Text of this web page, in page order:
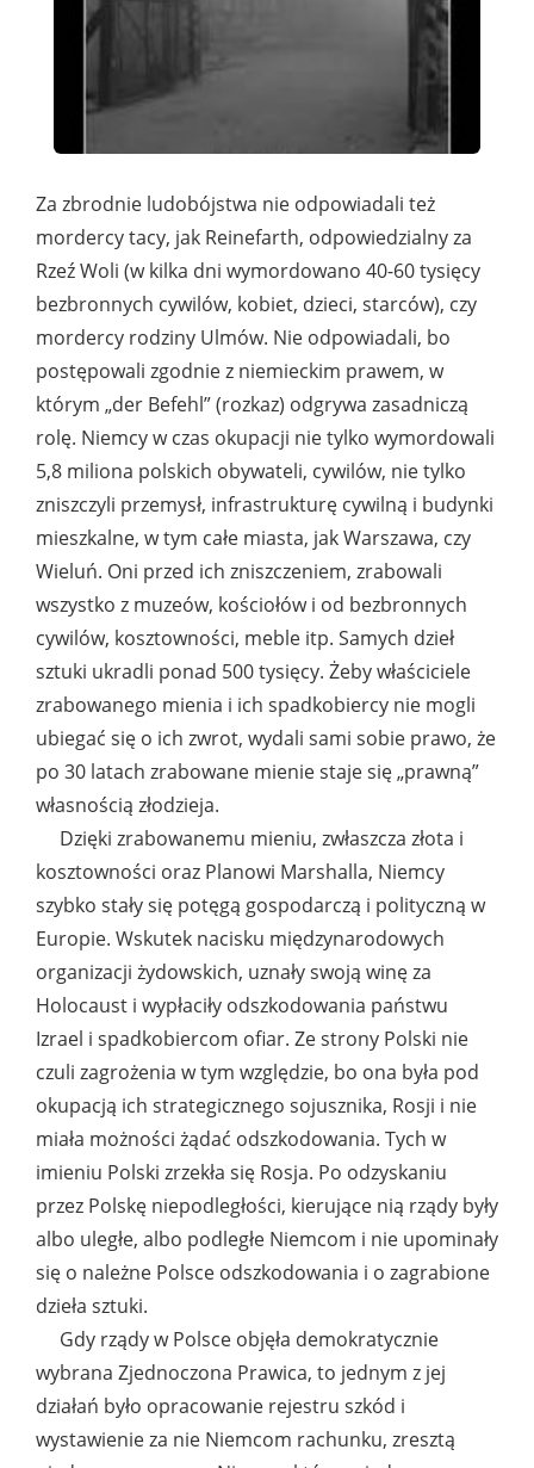
Za zbrodnie ludobójstwa nie odpowiadali też
mordercy tacy, jak Reinefarth, odpowiedzialny za
Rzeź Woli (w kilka dni wymordowano 40-60 tysięcy
bezbronnych cywilów, kobiet, dzieci, starców), czy
mordercy rodziny Ulmów. Nie odpowiadali, bo
postępowali zgodnie z niemieckim prawem, w
którym „der Befehl” (rozkaz) odgrywa zasadniczą
rolę. Niemcy w czas okupacji nie tylko wymordowali
5,8 miliona polskich obywateli, cywilów, nie tylko
zniszczyli przemysł, infrastrukturę cywilną i budynki
mieszkalne, w tym całe miasta, jak Warszawa, czy
Wieluń. Oni przed ich zniszczeniem, zrabowali
wszystko z muzeów, kościołów i od bezbronnych
cywilów, kosztowności, meble itp. Samych dzieł
sztuki ukradli ponad 500 tysięcy. Żeby właściciele
zrabowanego mienia i ich spadkobiercy nie mogli
ubiegać się o ich zwrot, wydali sami sobie prawo, że
po 30 latach zrabowane mienie staje się „prawną”
własnością złodzieja.
Dzięki zrabowanemu mieniu, zwłaszcza złota i
kosztowności oraz Planowi Marshalla, Niemcy
szybko stały się potęgą gospodarczą i polityczną w
Europie. Wskutek nacisku międzynarodowych
organizacji żydowskich, uznały swoją winę za
Holocaust i wypłaciły odszkodowania państwu
Izrael i spadkobiercom ofiar. Ze strony Polski nie
czuli zagrożenia w tym względzie, bo ona była pod
okupacją ich strategicznego sojusznika, Rosji i nie
miała możności żądać odszkodowania. Tych w
imieniu Polski zrzekła się Rosja. Po odzyskaniu
przez Polskę niepodległości, kierujące nią rządy były
albo uległe, albo podległe Niemcom i nie upominały
się o należne Polsce odszkodowania i o zagrabione
dzieła sztuki.
Gdy rządy w Polsce objęła demokratycznie
wybrana Zjednoczona Prawica, to jednym z jej
działań było opracowanie rejestru szkód i
wystawienie za nie Niemcom rachunku, zresztą